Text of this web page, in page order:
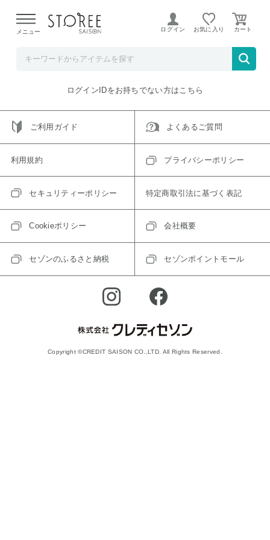
よる配送遅延が発生しております。
メニュー ログイン お気に入り
ご指定のアイテムは取り扱い終了、またはただいま取り扱い
トップへ戻る
ログインIDをお持ちでない方はこちら
ご利用ガイド よくあるご質問
利用規約 プライバシーポリシー
セキュリティーポリシー 特定商取引法に基づく表記
Cookieポリシー 会社概要
セゾンのふるさと納税 セゾンポイントモール
Copyright ©CREDIT SAISON CO.,LTD. All Rights Reserved.